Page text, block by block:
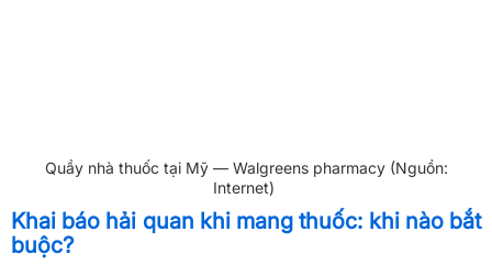
Quầy nhà thuốc tại Mỹ — Walgreens pharmacy (Nguồn:
Internet)
Khai báo hải quan khi mang thuốc: khi nào bắt
buộc?